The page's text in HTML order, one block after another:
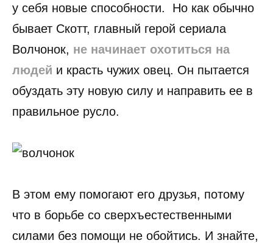
у себя новые способности. Но как обычно
бывает Скотт, главный герой сериала
Волчонок, не начинает охотиться на
людей и красть чужих овец. Он пытается
обуздать эту новую силу и направить ее в
правильное русло.
В этом ему помогают его друзья, потому
что в борьбе со сверхъестественными
силами без помощи не обойтись. И знайте,